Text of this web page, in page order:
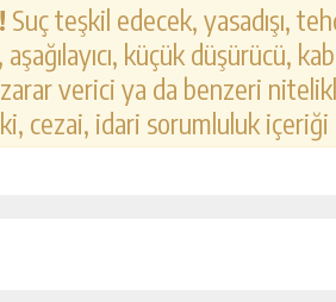
Suç teşkil edecek, yasadışı,
küçük düşürücü,
zarar verici ya da benzeri
cezai, idari sorumluluk